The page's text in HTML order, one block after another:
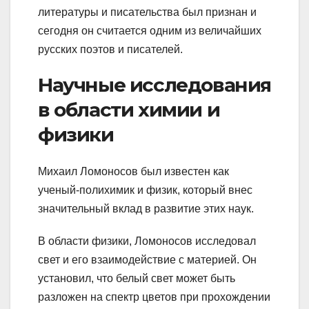
литературы и писательства был признан и
сегодня он считается одним из величайших
русских поэтов и писателей.
Научные исследования
в области химии и
физики
Михаил Ломоносов был известен как
ученый-полихимик и физик, который внес
значительный вклад в развитие этих наук.
В области физики, Ломоносов исследовал
свет и его взаимодействие с материей. Он
установил, что белый свет может быть
разложен на спектр цветов при прохождении